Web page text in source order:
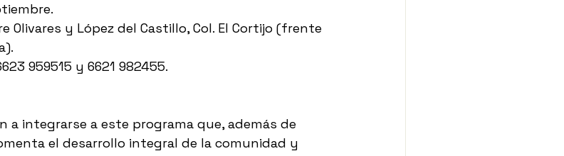
Olivares y López del Castillo, Col. El Cortijo (frente
959515 y 6621 982455.
a integrarse a este programa que, además de
el desarrollo integral de la comunidad y